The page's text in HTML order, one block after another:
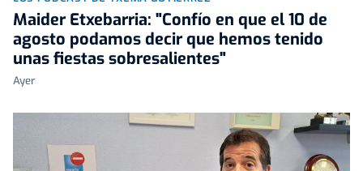
Maider Etxebarria: "Confío en que el 10 de
agosto podamos decir que hemos tenido
unas fiestas sobresalientes"
Ayer